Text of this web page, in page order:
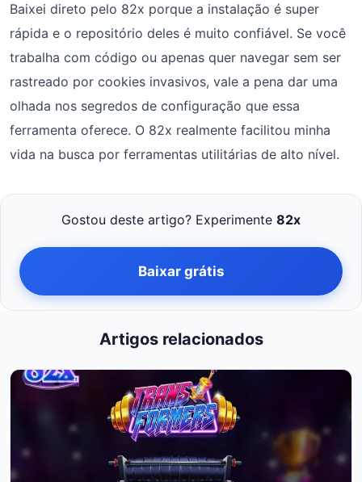
Baixei direto pelo 82x porque a instalação é super
rápida e o repositório deles é muito confiável. Se você
trabalha com código ou apenas quer navegar sem ser
rastreado por cookies invasivos, vale a pena dar uma
olhada nos segredos de configuração que essa
ferramenta oferece. O 82x realmente facilitou minha
vida na busca por ferramentas utilitárias de alto nível.
Gostou deste artigo? Experimente 82x
Baixar grátis
Artigos relacionados